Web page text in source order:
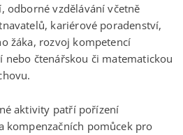
odborné vzdělávání včetně
kariérové poradenství,
žáka, rozvoj kompetencí
nebo čtenářskou či matematickou
aktivity patří pořízení
kompenzačních pomůcek pro